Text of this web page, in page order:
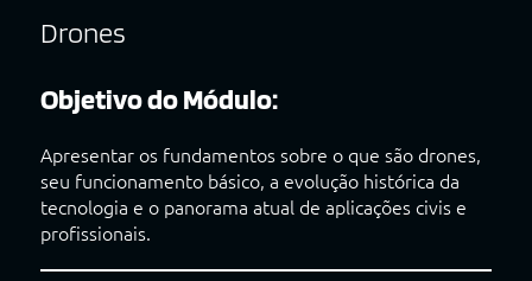
Drones
Objetivo do Módulo:
Apresentar os fundamentos sobre o que são drones,
seu funcionamento básico, a evolução histórica da
tecnologia e o panorama atual de aplicações civis e
profissionais.